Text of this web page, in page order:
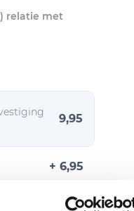
relatie met
9,95
+ 6,95